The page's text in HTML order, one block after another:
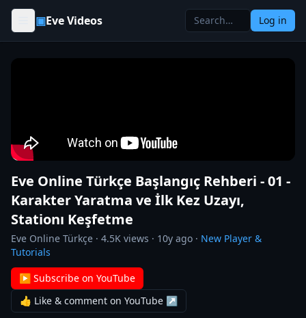
Skip to content
▣Eve Videos Log in
Eve Online Türkçe Başlangıç Rehberi - 01 -
Karakter Yaratma ve İlk Kez Uzayı,
Stationı Keşfetme
Eve Online Türkçe · 4.5K views · 10y ago · New Player &
Tutorials
▶ Subscribe on YouTube
👍 Like & comment on YouTube ↗